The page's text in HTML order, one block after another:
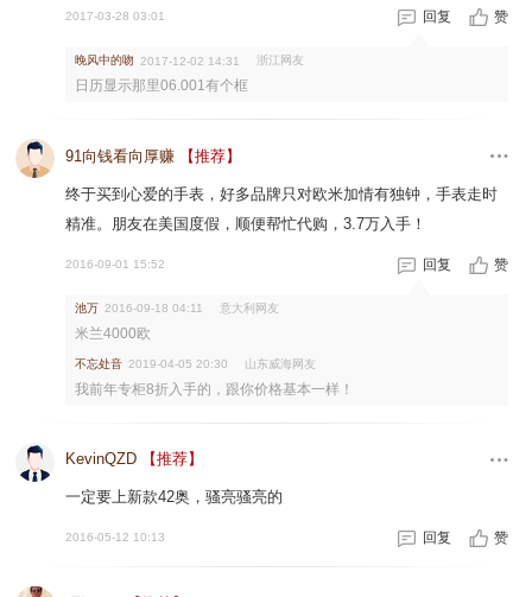
2017-03-28 03:01 回复 赞
晚风中的吻 2017-12-02 14:31 浙江网友
日历显示那里06.001有个框
91向钱看向厚赚 【推荐】
终于买到心爱的手表，好多品牌只对欧米加情有独钟，手表走时
精准。朋友在美国度假，顺便帮忙代购，3.7万入手！
2016-09-01 15:52 回复 赞
池万 2016-09-18 04:11 意大利网友
米兰4000欧
不忘处音 2019-04-05 20:30 山东威海网友
我前年专柜8折入手的，跟你价格基本一样！
KevinQZD 【推荐】
一定要上新款42奥，骚亮骚亮的
2016-05-12 10:13 回复 赞